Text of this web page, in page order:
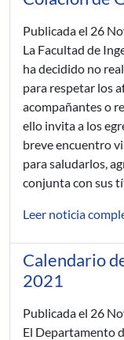
Publicada el 26
La Facultad de
ha decidido no
para respetar los
acompañantes o
ello invita a los
breve encuentro
para saludarlos,
conjunta con sus
Leer noticia
Calendario
2021
Publicada el 26
El Departamento